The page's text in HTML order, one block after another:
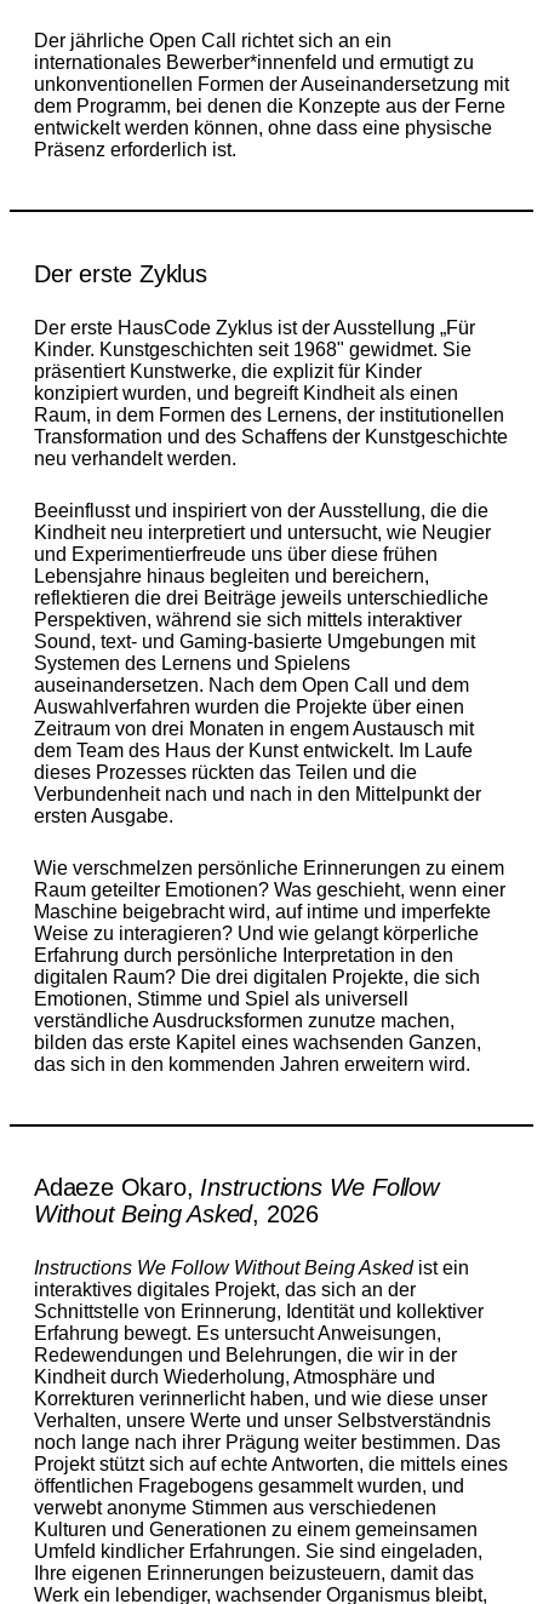
Der jährliche Open Call richtet sich an ein
internationales Bewerber*innenfeld und ermutigt zu
unkonventionellen Formen der Auseinandersetzung mit
dem Programm, bei denen die Konzepte aus der Ferne
entwickelt werden können, ohne dass eine physische
Präsenz erforderlich ist.
Der erste Zyklus
Der erste HausCode Zyklus ist der Ausstellung „Für
Kinder. Kunstgeschichten seit 1968" gewidmet. Sie
präsentiert Kunstwerke, die explizit für Kinder
konzipiert wurden, und begreift Kindheit als einen
Raum, in dem Formen des Lernens, der institutionellen
Transformation und des Schaffens der Kunstgeschichte
neu verhandelt werden.
Beeinflusst und inspiriert von der Ausstellung, die die
Kindheit neu interpretiert und untersucht, wie Neugier
und Experimentierfreude uns über diese frühen
Lebensjahre hinaus begleiten und bereichern,
reflektieren die drei Beiträge jeweils unterschiedliche
Perspektiven, während sie sich mittels interaktiver
Sound, text- und Gaming-basierte Umgebungen mit
Systemen des Lernens und Spielens
auseinandersetzen. Nach dem Open Call und dem
Auswahlverfahren wurden die Projekte über einen
Zeitraum von drei Monaten in engem Austausch mit
dem Team des Haus der Kunst entwickelt. Im Laufe
dieses Prozesses rückten das Teilen und die
Verbundenheit nach und nach in den Mittelpunkt der
ersten Ausgabe.
Wie verschmelzen persönliche Erinnerungen zu einem
Raum geteilter Emotionen? Was geschieht, wenn einer
Maschine beigebracht wird, auf intime und imperfekte
Weise zu interagieren? Und wie gelangt körperliche
Erfahrung durch persönliche Interpretation in den
digitalen Raum? Die drei digitalen Projekte, die sich
Emotionen, Stimme und Spiel als universell
verständliche Ausdrucksformen zunutze machen,
bilden das erste Kapitel eines wachsenden Ganzen,
das sich in den kommenden Jahren erweitern wird.
Adaeze Okaro, Instructions We Follow
Without Being Asked, 2026
Instructions We Follow Without Being Asked ist ein
interaktives digitales Projekt, das sich an der
Schnittstelle von Erinnerung, Identität und kollektiver
Erfahrung bewegt. Es untersucht Anweisungen,
Redewendungen und Belehrungen, die wir in der
Kindheit durch Wiederholung, Atmosphäre und
Korrekturen verinnerlicht haben, und wie diese unser
Verhalten, unsere Werte und unser Selbstverständnis
noch lange nach ihrer Prägung weiter bestimmen. Das
Projekt stützt sich auf echte Antworten, die mittels eines
öffentlichen Fragebogens gesammelt wurden, und
verwebt anonyme Stimmen aus verschiedenen
Kulturen und Generationen zu einem gemeinsamen
Umfeld kindlicher Erfahrungen. Sie sind eingeladen,
Ihre eigenen Erinnerungen beizusteuern, damit das
Werk ein lebendiger, wachsender Organismus bleibt,